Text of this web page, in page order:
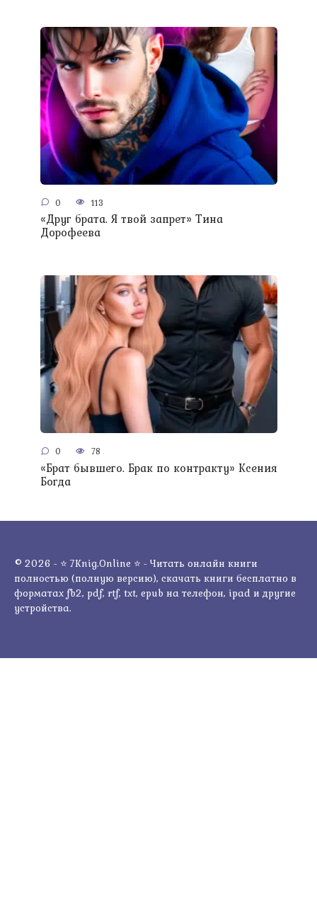
0 113
«Друг брата. Я твой запрет» Тина
Дорофеева
0 78
«Брат бывшего. Брак по контракту» Ксения
Богда
© 2026 - ⭐ 7Knig.Online ⭐ - Читать онлайн книги
полностью (полную версию), скачать книги бесплатно в
форматах fb2, pdf, rtf, txt, epub на телефон, ipad и другие
устройства.